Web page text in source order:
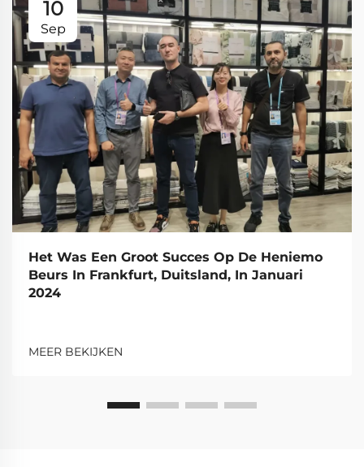
10
Sep
Het Was Een Groot Succes Op De Heniemo
Beurs In Frankfurt, Duitsland, In Januari
2024
MEER BEKIJKEN